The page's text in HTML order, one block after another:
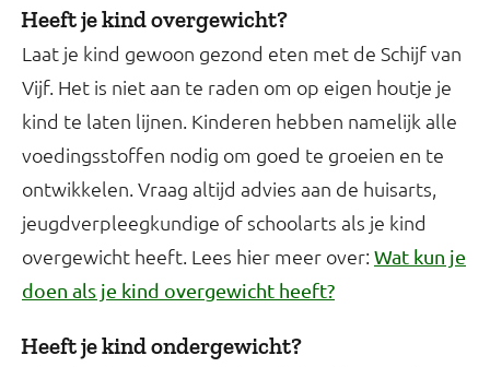
belang.
Je meet je middelomtrek zo:
Ga rechtop staan. Meet op je blote huid tussen je
onderste rib (A) en de bovenkant van je bekken (B). Houd
het meetlint niet te strak, adem uit en lees je
middelomtrek af.
Heeft je kind overgewicht?
Laat je kind gewoon gezond eten met de Schijf van
Vijf. Het is niet aan te raden om op eigen houtje je
kind te laten lijnen. Kinderen hebben namelijk alle
voedingsstoffen nodig om goed te groeien en te
ontwikkelen. Vraag altijd advies aan de huisarts,
jeugdverpleegkundige of schoolarts als je kind
overgewicht heeft. Lees hier meer over: Wat kun je
doen als je kind overgewicht heeft?
Heeft je kind ondergewicht?